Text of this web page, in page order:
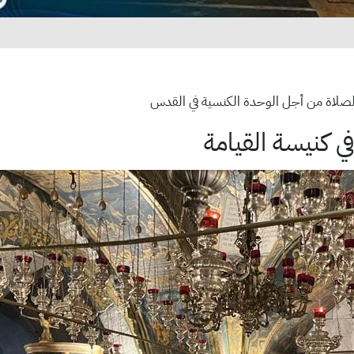
من أجل الوحدة الكنسية في القدس
كنيسة القيامة